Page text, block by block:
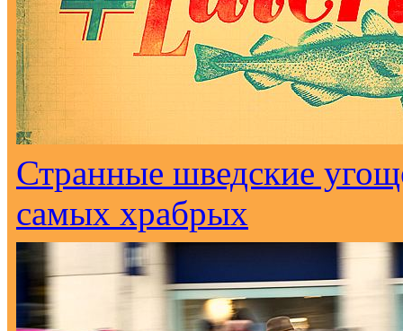
Странные шведские
самых храбрых